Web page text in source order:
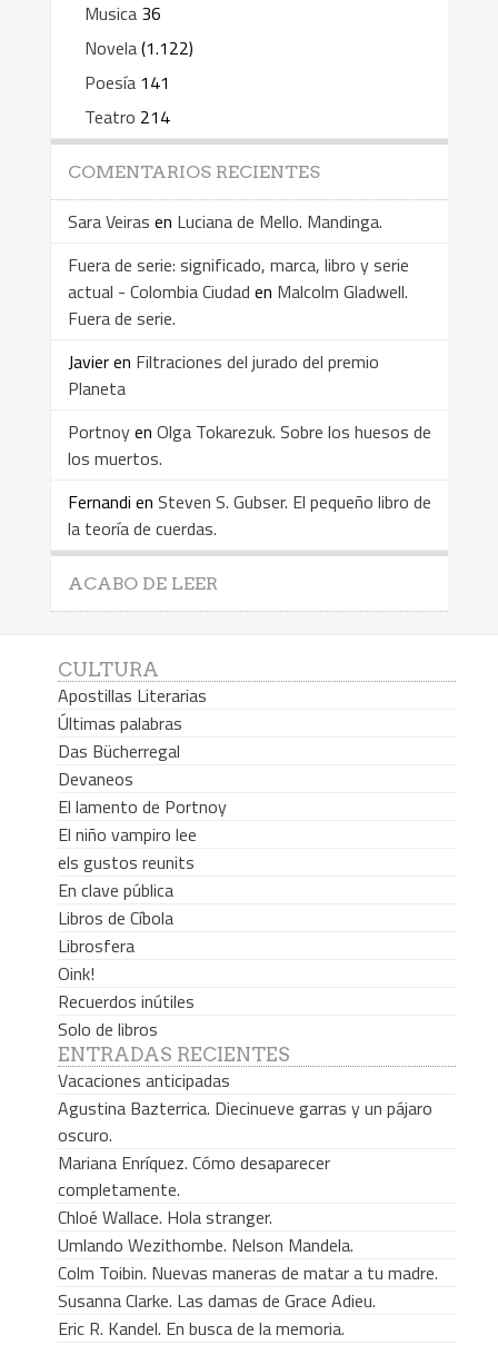
Musica 36
Novela(1.122)
Poesía 141
Teatro 214
COMENTARIOS RECIENTES
Sara Veiras en Luciana de Mello. Mandinga.
Fuera de serie: significado, marca, libro y serie
actual - Colombia Ciudad en Malcolm Gladwell.
Fuera de serie.
Javieren Filtraciones del jurado del premio
Planeta
Portnoyen Olga Tokarezuk. Sobre los huesos de
los muertos.
Fernandi en Steven S. Gubser. El pequeño libro de
la teoría de cuerdas.
ACABO DE LEER
CULTURA
Apostillas Literarias
Últimas palabras
Das Bücherregal
Devaneos
El lamento de Portnoy
El niño vampiro lee
els gustos reunits
En clave pública
Libros de Cíbola
Librosfera
Oink!
Recuerdos inútiles
Solo de libros
ENTRADAS RECIENTES
Vacaciones anticipadas
Agustina Bazterrica. Diecinueve garras y un pájaro
oscuro.
Mariana Enríquez. Cómo desaparecer
completamente.
Chloé Wallace. Hola stranger.
Umlando Wezithombe. Nelson Mandela.
Colm Toibin. Nuevas maneras de matar a tu madre.
Susanna Clarke. Las damas de Grace Adieu.
Eric R. Kandel. En busca de la memoria.